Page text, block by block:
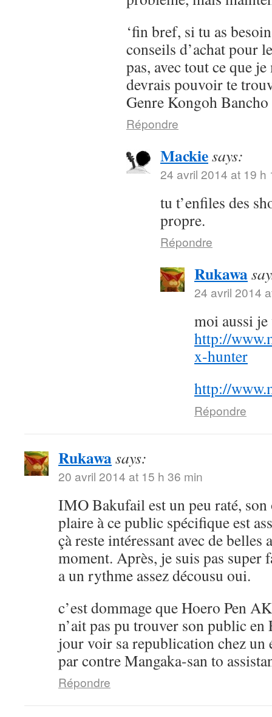
‘fin bref, si tu as
conseils d’achat pour
pas, avec tout ce que
devrais pouvoir te
Genre Kongoh Bancho
Répondre
Mackiesays:
24 avril 2014 at 19 h
tu t’enfiles des
propre.
Répondre
Rukawa
24 avril 2014
moi aussi
http://
x-hunter
http://
Répondre
Rukawasays:
20 avril 2014 at 15 h 36 min
IMO Bakufail est un peu raté,
plaire à ce public spécifique est
çà reste intéressant avec de belles
moment. Après, je suis pas super
a un rythme assez décousu oui.
c’est dommage que Hoero Pen
n’ait pas pu trouver son public en
jour voir sa republication chez un
par contre Mangaka-san to
Répondre